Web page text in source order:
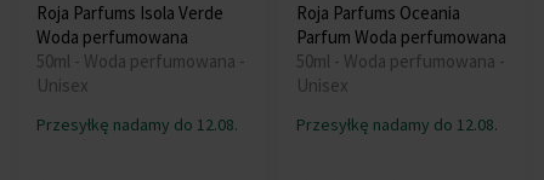
Roja Parfums Isola Verde
Woda perfumowana
50ml - Woda perfumowana -
Unisex
Przesyłkę nadamy do 12.08.
Roja Parfums Oceania
Parfum Woda perfumowana
50ml - Woda perfumowana -
Unisex
Przesyłkę nadamy do 12.08.